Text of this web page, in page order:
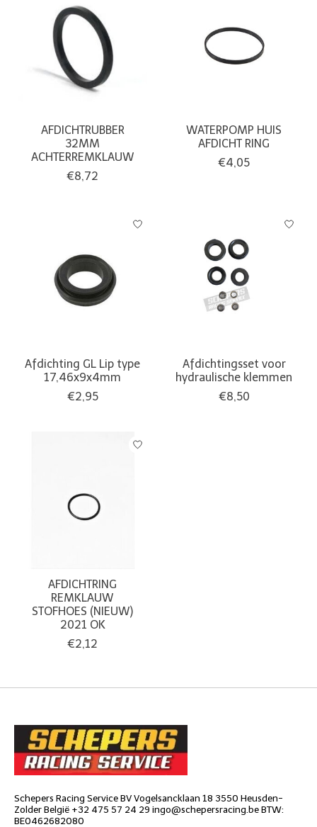
AFDICHTRUBBER
32MM
ACHTERREMKLAUW
€8,72
WATERPOMP HUIS
AFDICHT RING
€4,05
Afdichting GL Lip type
17,46x9x4mm
€2,95
Afdichtingsset voor
hydraulische klemmen
€8,50
AFDICHTRING
REMKLAUW
STOFHOES (NIEUW)
2021 OK
€2,12
Schepers Racing Service BV Vogelsancklaan 18 3550 Heusden-
Zolder België +32 475 57 24 29 ingo@schepersracing.beBTW:
BE0462682080